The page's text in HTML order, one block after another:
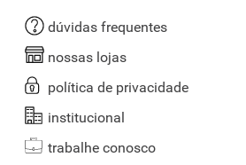
dúvidas frequentes
nossas lojas
política de privacidade
institucional
trabalhe conosco